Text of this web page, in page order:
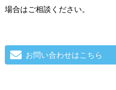
場合はご相談ください。
お問い合わせはこちら